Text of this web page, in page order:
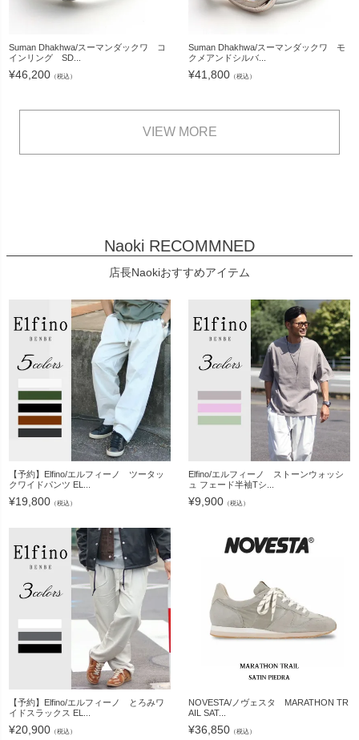
Suman Dhakhwa/スーマンダックワ コ
インリング SD...
¥46,200 （税込）
Suman Dhakhwa/スーマンダックワ モ
クメアンドシルバ...
¥41,800 （税込）
VIEW MORE
Naoki RECOMMNED
店長Naokiおすすめアイテム
【予約】Elfino/エルフィーノ ツータッ
クワイドパンツ EL...
¥19,800 （税込）
Elfino/エルフィーノ ストーンウォッシ
ュ フェード半袖Tシ...
¥9,900 （税込）
【予約】Elfino/エルフィーノ とろみワ
イドスラックス EL...
¥20,900 （税込）
NOVESTA/ノヴェスタ MARATHON TR
AIL SAT...
¥36,850 （税込）